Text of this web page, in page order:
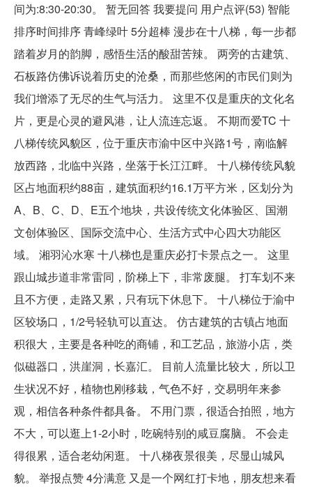
间为:8:30-20:30。 暂无回答 我要提问 用户点评(53) 智能
排序时间排序 青峰绿叶 5分超棒 漫步在十八梯，每一步都
踏着岁月的韵脚，感悟生活的酸甜苦辣。 两旁的古建筑、
石板路仿佛诉说着历史的沧桑，而那些悠闲的市民们则为
我们增添了无尽的生气与活力。 这里不仅是重庆的文化名
片，更是心灵的避风港，让人流连忘返。 不期而爱TC 十
八梯传统风貌区，位于重庆市渝中区中兴路1号，南临解
放西路，北临中兴路，坐落于长江江畔。 十八梯传统风貌
区占地面积约88亩，建筑面积约16.1万平方米，区划分为
A、B、C、D、E五个地块，共设传统文化体验区、国潮
文创体验区、国际交流中心、生活方式中心四大功能区
域。 湘羽沁水寒 十八梯也是重庆必打卡景点之一。 这里
跟山城步道非常雷同，阶梯上下，非常废腿。 打车划不来
且不方便，走路又累，只有玩下休息下。 十八梯位于渝中
区较场口，1/2号轻轨可以直达。 仿古建筑的古镇占地面
积很大，主要是各种吃的商铺，和工艺品，旅游小店，类
似磁器口，洪崖洞，长嘉汇。 目前人流量比较大，所以卫
生状况不好，植物也刚移栽，气色不好，交易明年来参
观，相信各种条件都具备。 不用门票，很适合拍照，地方
不大，可以逛上1-2小时，吃碗特别的咸豆腐脑。 不会走
得很累，适合老幼闲逛。 十八梯夜景很美，尽显山城风
貌。 举报点赞 4分满意 又是一个网红打卡地，朋友想来看